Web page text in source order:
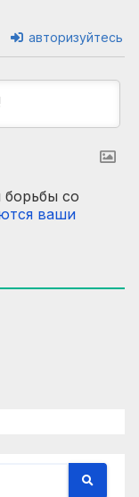
авторизуйтесь
борьбы со
ваши